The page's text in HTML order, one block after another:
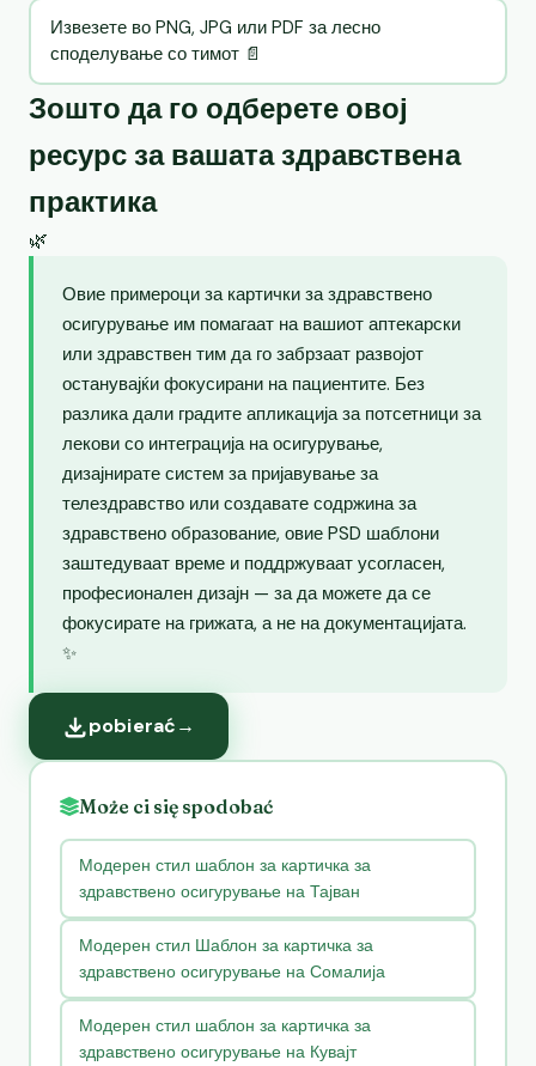
Извезете во PNG, JPG или PDF за лесно
споделување со тимот 📄
Зошто да го одберете овој
ресурс за вашата здравствена
практика
🌿
Овие примероци за картички за здравствено
осигурување им помагаат на вашиот аптекарски
или здравствен тим да го забрзаат развојот
останувајќи фокусирани на пациентите. Без
разлика дали градите апликација за потсетници за
лекови со интеграција на осигурување,
дизајнирате систем за пријавување за
телездравство или создавате содржина за
здравствено образование, овие PSD шаблони
заштедуваат време и поддржуваат усогласен,
професионален дизајн — за да можете да се
фокусирате на грижата, а не на документацијата.
✨
pobierać→
Może ci się spodobać
Модерен стил шаблон за картичка за
здравствено осигурување на Тајван
Модерен стил Шаблон за картичка за
здравствено осигурување на Сомалија
Модерен стил шаблон за картичка за
здравствено осигурување на Кувајт